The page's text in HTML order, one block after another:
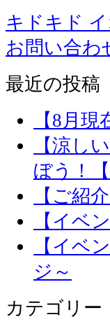
キドキド
お問い合わ
最近の投稿
【8月
【涼し
ぼう！
【ご紹
【イベ
【イベ
ジ～
カテゴリー